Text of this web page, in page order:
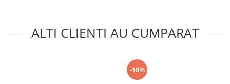
ALTI CLIENTI AU CUMPARAT
-10%